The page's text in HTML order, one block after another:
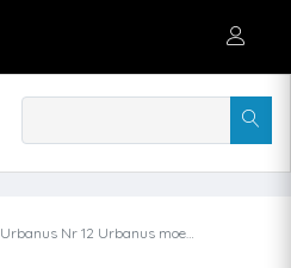
Urbanus Nr 12 Urbanus moet trouwen! Softcover Herdruk